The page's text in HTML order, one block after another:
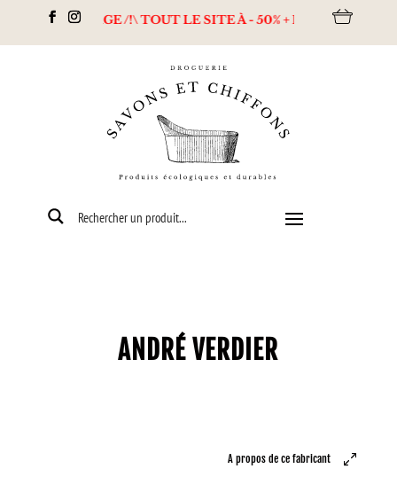
DESTOCKAGE /!\ TOUT LE SITE À - 50% + Livraison offerte
ANDRÉ VERDIER
A propos de ce fabricant